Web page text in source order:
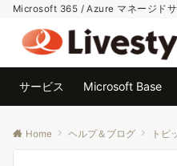
Microsoft 365 / Azure マネージ
サービス Microsoft Base
Home ヘルプ＆ブログ トピ